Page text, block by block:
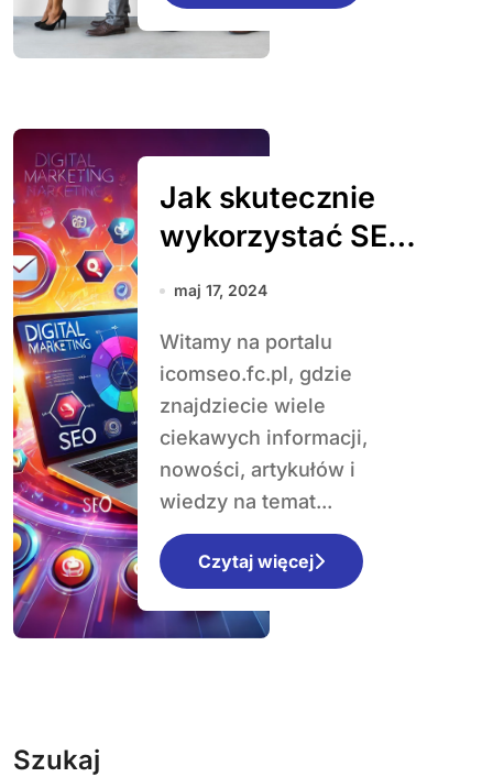
Jak skutecznie
wykorzystać SEO
do zwiększenia
strony
internetowej
maj 17, 2024
Witamy na portalu
icomseo.fc.pl, gdzie
znajdziecie wiele
ciekawych informacji,
nowości, artykułów i
wiedzy na temat...
Czytaj więcej
Szukaj